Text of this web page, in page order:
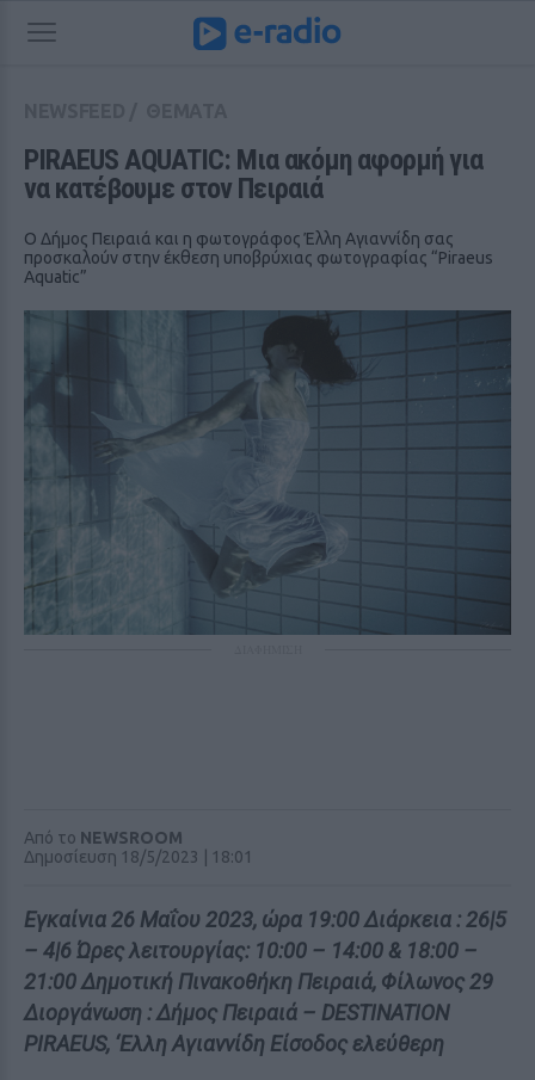
PIRAEUS AQUATIC: Μια ακόμη αφορμή για
να κατέβουμε στον Πειραιά
Ο Δήμος Πειραιά και η φωτογράφος Έλλη Αγιαννίδη σας
προσκαλούν στην έκθεση υποβρύχιας φωτογραφίας “Piraeus
Aquatic”
Από το NEWSROOM
Δημοσίευση 18/5/2023 | 18:01
Εγκαίνια 26 Μαΐου 2023, ώρα 19:00 Διάρκεια : 26|5
– 4|6 Ώρες λειτουργίας: 10:00 – 14:00 & 18:00 –
21:00 Δημοτική Πινακοθήκη Πειραιά, Φίλωνος 29
Διοργάνωση : Δήμος Πειραιά – DESTINATION
PIRAEUS, ‘Ελλη Αγιαννίδη Είσοδος ελεύθερη